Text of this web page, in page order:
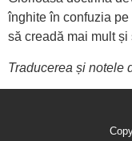
înghite în confuzia
să creadă mai mult
Traducerea și notele